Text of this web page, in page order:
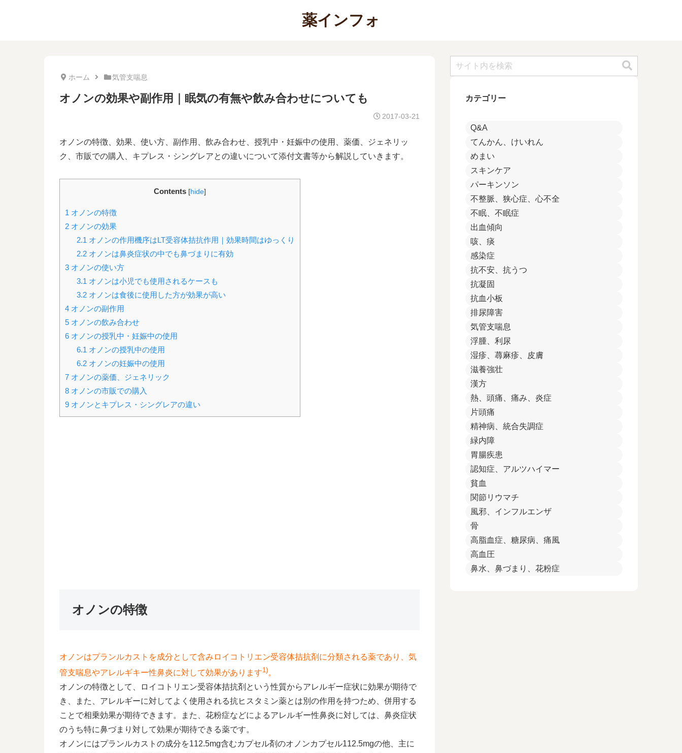
薬インフォ
ホーム 気管支喘息
オノンの効果や副作用｜眠気の有無や飲み合わせについても
2017-03-21
オノンの特徴、効果、使い方、副作用、飲み合わせ、授乳中・妊娠中の使用、薬価、ジェネリッ
ク、市販での購入、キプレス・シングレアとの違いについて添付文書等から解説していきます。
Contents [hide]
1 オノンの特徴
2 オノンの効果
2.1 オノンの作用機序はLT受容体拮抗作用｜効果時間はゆっくり
2.2オノンは鼻炎症状の中でも鼻づまりに有効
3 オノンの使い方
3.1 オノンは小児でも使用されるケースも
3.2オノンは食後に使用した方が効果が高い
4 オノンの副作用
5 オノンの飲み合わせ
6 オノンの授乳中・妊娠中の使用
6.1 オノンの授乳中の使用
6.2オノンの妊娠中の使用
7 オノンの薬価、ジェネリック
8 オノンの市販での購入
9 オノンとキプレス・シングレアの違い
オノンの特徴
オノンはプランルカストを成分として含みロイコトリエン受容体拮抗剤に分類される薬であり、気
管支喘息やアレルギキー性鼻炎に対して効果があります1)。
オノンの特徴として、ロイコトリエン受容体拮抗剤という性質からアレルギー症状に効果が期待で
き、また、アレルギーに対してよく使用される抗ヒスタミン薬とは別の作用を持つため、併用する
ことで相乗効果が期待できます。また、花粉症などによるアレルギー性鼻炎に対しては、鼻炎症状
のうち特に鼻づまり対して効果が期待できる薬です。
オノンにはプランルカストの成分を112.5mg含むカプセル剤のオノンカプセル112.5mgの他、主に
カテゴリー
Q&A
てんかん、けいれん
めまい
スキンケア
パーキンソン
不整脈、狭心症、心不全
不眠、不眠症
出血傾向
咳、痰
感染症
抗不安、抗うつ
抗凝固
抗血小板
排尿障害
気管支喘息
浮腫、利尿
湿疹、蕁麻疹、皮膚
滋養強壮
漢方
熱、頭痛、痛み、炎症
片頭痛
精神病、統合失調症
緑内障
胃腸疾患
認知症、アルツハイマー
貧血
関節リウマチ
風邪、インフルエンザ
骨
高脂血症、糖尿病、痛風
高血圧
鼻水、鼻づまり、花粉症